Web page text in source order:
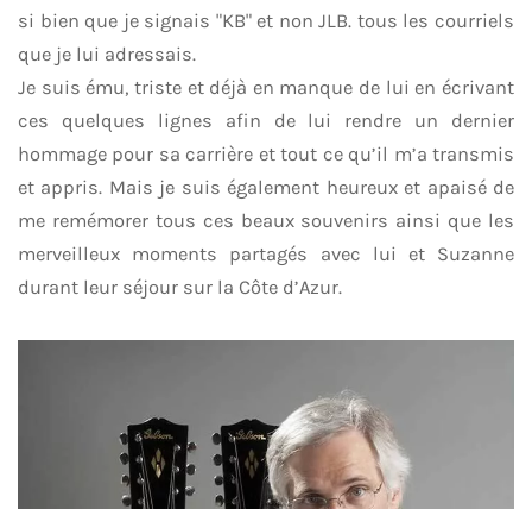
si bien que je signais "KB" et non JLB. tous les courriels
que je lui adressais.
Je suis ému, triste et déjà en manque de lui en écrivant
ces quelques lignes afin de lui rendre un dernier
hommage pour sa carrière et tout ce qu’il m’a transmis
et appris. Mais je suis également heureux et apaisé de
me remémorer tous ces beaux souvenirs ainsi que les
merveilleux moments partagés avec lui et Suzanne
durant leur séjour sur la Côte d’Azur.